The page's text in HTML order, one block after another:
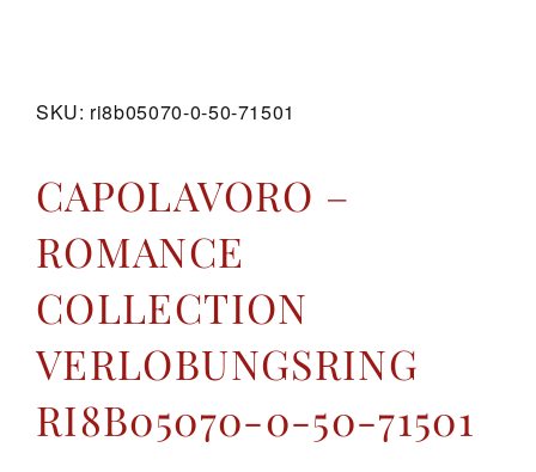
SKU: ri8b05070-0-50-71501
CAPOLAVORO –
ROMANCE
COLLECTION
VERLOBUNGSRING
RI8B05070-0-50-71501